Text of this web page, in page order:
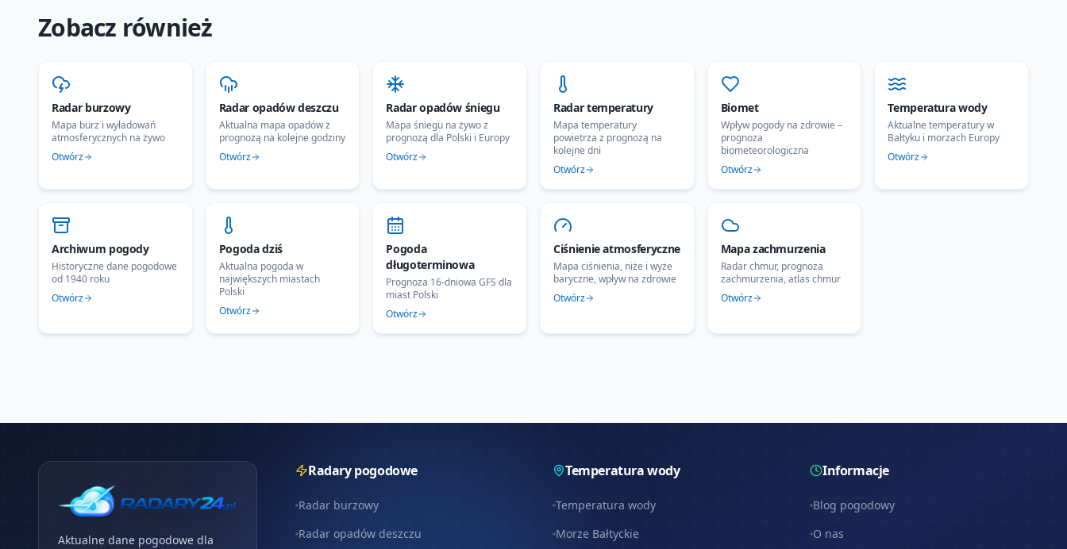
Zobacz również
Radar burzowy
Mapa burz i wyładowań
atmosferycznych na żywo
Otwórz
Radar opadów deszczu
Aktualna mapa opadów z
prognozą na kolejne godziny
Otwórz
Radar opadów śniegu
Mapa śniegu na żywo z
prognozą dla Polski i Europy
Otwórz
Radar temperatury
Mapa temperatury
powietrza z prognozą na
kolejne dni
Otwórz
Biomet
Wpływ pogody na zdrowie –
prognoza
biometeorologiczna
Otwórz
Temperatura wody
Aktualne temperatury w
Bałtyku i morzach Europy
Otwórz
Archiwum pogody
Historyczne dane pogodowe
od 1940 roku
Otwórz
Pogoda dziś
Aktualna pogoda w
największych miastach
Polski
Otwórz
Pogoda
długoterminowa
Prognoza 16-dniowa GFS dla
miast Polski
Otwórz
Ciśnienie atmosferyczne
Mapa ciśnienia, niże i wyże
baryczne, wpływ na zdrowie
Otwórz
Mapa zachmurzenia
Radar chmur, prognoza
zachmurzenia, atlas chmur
Otwórz
Aktualne dane pogodowe dla
Radary pogodowe
Radar burzowy
Radar opadów deszczu
Temperatura wody
Temperatura wody
Morze Bałtyckie
Informacje
Blog pogodowy
O nas